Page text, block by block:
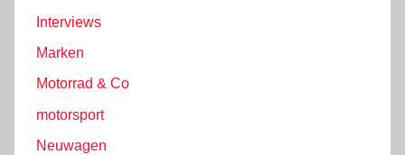
Interviews
Marken
Motorrad & Co
motorsport
Neuwagen